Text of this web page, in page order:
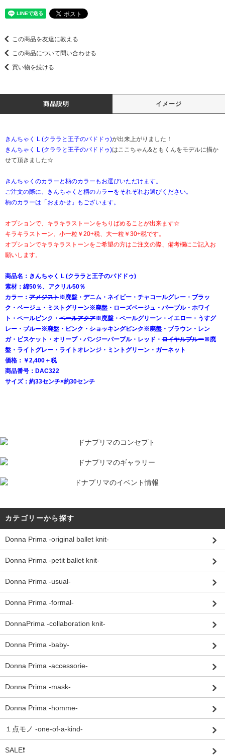
この商品を友達に教える
この商品について問い合わせる
買い物を続ける
商品説明 イメージ
きんちゃく L (クララと王子のパドドゥ)が出来上がりました！
きんちゃく L (クララと王子のパドドゥ)はここちゃん&ともくんをモデルに描か
せて頂きました☆
きんちゃくのカラーと柄のカラーもお選びいただけます。
ご注文の際に、きんちゃくと柄のカラーをそれぞれお選びください。
柄のカラーは「おまかせ」もございます。
オプションで、キラキラストーンをちりばめることが出来ます☆
キラキラストーン、小一粒￥20+税、大一粒￥30+税です。
オプションでキラキラストーンをご希望の方はご注文の際、備考欄にご記入お
願いします。
商品名：きんちゃく L (クララと王子のパドドゥ)
素材：綿50％、アクリル50％
カラー： アメジスト※廃盤・デニム・ネイビー・チャコールグレー・ブラッ
ク・ベージュ・ ミストグリーン※廃盤・ローズベージュ・パープル・ホワイ
ト・ペールピンク・ ペールアクア※廃盤・ペールグリーン・イエロー・うすグ
レー・ ブルー※廃盤・ピンク・ ショッキングピンク※廃盤・ブラウン・レン
ガ・ビスケット・オリーブ・パンジーパープル・レッド・ ロイヤルブルー※廃
盤・ライトグレー・ライトオレンジ・ミントグリーン・ガーネット
価格：￥2,400＋税
商品番号：DAC322
サイズ：約33センチ×約30センチ
カテゴリーから探す
Donna Prima -original ballet knit-
Donna Prima -petit ballet knit-
Donna Prima -usual-
Donna Prima -formal-
DonnaPrima -collaboration knit-
Donna Prima -baby-
Donna Prima -accessorie-
Donna Prima -mask-
Donna Prima -homme-
１点モノ -one-of-a-kind-
SALE❗